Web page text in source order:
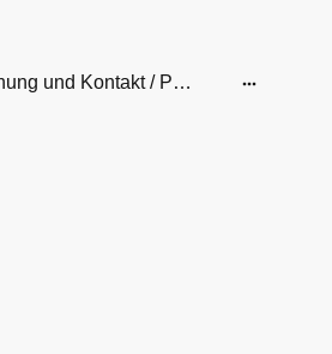
Buchung und Kontakt / Pension Legden